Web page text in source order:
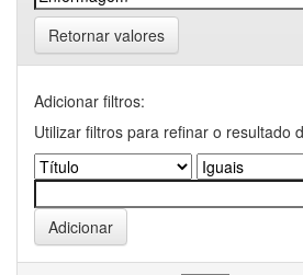
Retornar valores
Adicionar filtros:
Utilizar filtros para refinar o resultado